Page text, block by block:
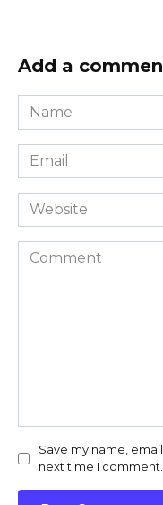
Add a
Name
*
Email
*
Website
Comment
Save my name,
next time I comment.